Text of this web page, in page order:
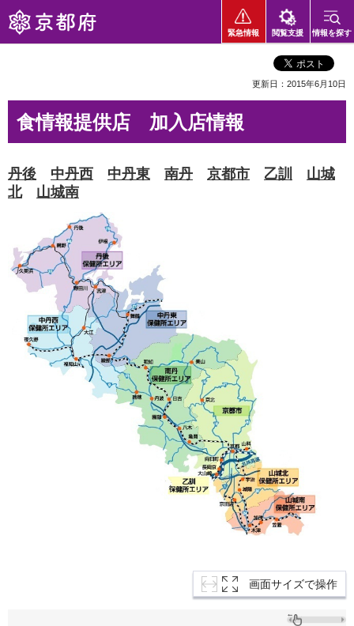
京都府
緊急情報 閲覧支援 情報を探す
更新日：2015年6月10日
食情報提供店 加入店情報
丹後 中丹西 中丹東 南丹 京都市 乙訓
山城
北
山城南
画面サイズで操作